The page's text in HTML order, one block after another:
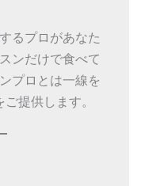
るプロがあなた
ンだけで食べて
プロとは一線を
提供します。